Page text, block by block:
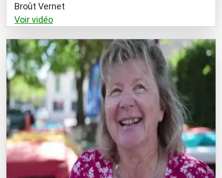
Broût Vernet
Voir vidéo